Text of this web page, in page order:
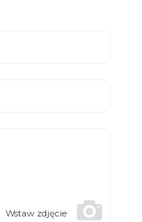
Wstaw zdjęcie